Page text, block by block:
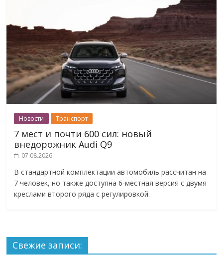
Новости Транспорт
7 мест и почти 600 сил: новый
внедорожник Audi Q9
07.08.2026
В стандартной комплектации автомобиль рассчитан на
7 человек, но также доступна 6-местная версия с двумя
креслами второго ряда с регулировкой.
Свежие записи: